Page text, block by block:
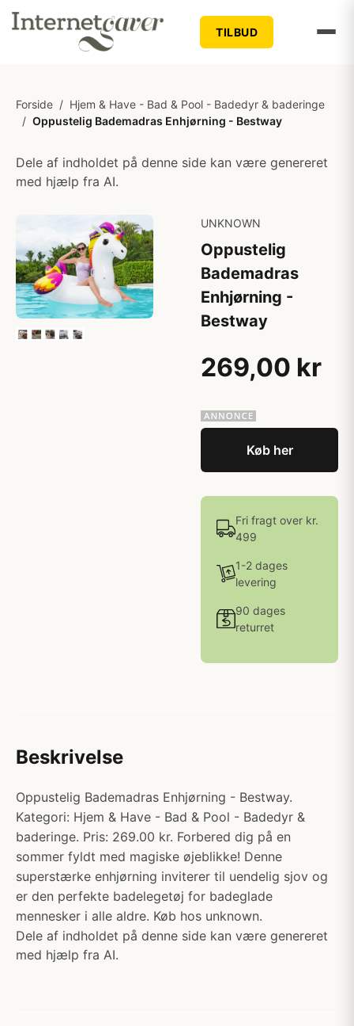
TILBUD
Forside / Hjem & Have - Bad & Pool - Badedyr & baderinge
/ Oppustelig Bademadras Enhjørning - Bestway
Dele af indholdet på denne side kan være genereret
med hjælp fra AI.
UNKNOWN
Oppustelig
Bademadras
Enhjørning -
Bestway
269,00 kr
Køb her
Fri fragt over kr.
499
1-2 dages
levering
90 dages
returret
Beskrivelse
Oppustelig Bademadras Enhjørning - Bestway.
Kategori: Hjem & Have - Bad & Pool - Badedyr &
baderinge. Pris: 269.00 kr. Forbered dig på en
sommer fyldt med magiske øjeblikke! Denne
superstærke enhjørning inviterer til uendelig sjov og
er den perfekte badelegetøj for badeglade
mennesker i alle aldre. Køb hos unknown.
Dele af indholdet på denne side kan være genereret
med hjælp fra AI.